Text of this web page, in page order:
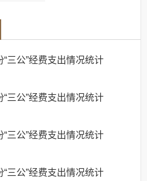
三公”经费支出情况统计
三公”经费支出情况统计
三公”经费支出情况统计
三公”经费支出情况统计